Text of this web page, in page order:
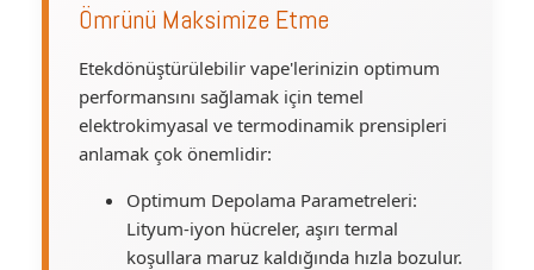
Ömrünü Maksimize Etme
Etekdönüştürülebilir vape'lerinizin optimum
performansını sağlamak için temel
elektrokimyasal ve termodinamik prensipleri
anlamak çok önemlidir:
Optimum Depolama Parametreleri:
Lityum-iyon hücreler, aşırı termal
koşullara maruz kaldığında hızla bozulur.